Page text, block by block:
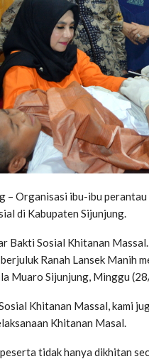
– Organisasi ibu-ibu
di Kabupaten Sijunjung.
Bakti Sosial Khitanan
Ranah Lansek
Muaro Sijunjung, Minggu
Khitanan Massal, kami
Khitanan Masal.
tidak hanya dikhitan